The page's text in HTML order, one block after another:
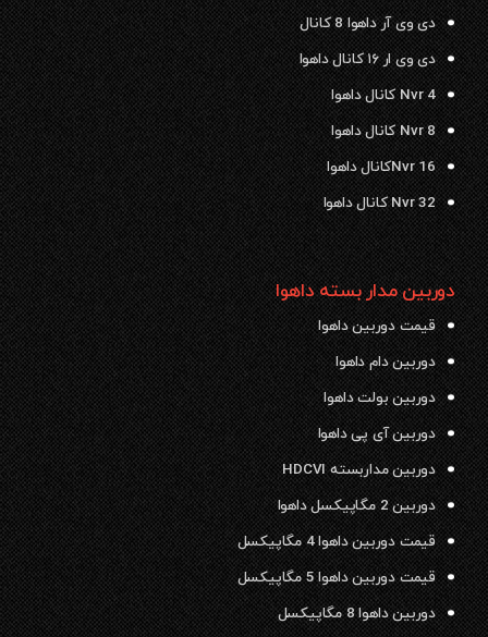
دی وی آر داهوا 8 کانال
دی وی ار ۱۶ کانال داهوا
Nvr 4 کانال داهوا
Nvr 8 کانال داهوا
Nvr 16کانال داهوا
Nvr 32 کانال داهوا
دوربین مدار بسته داهوا
قیمت دوربین داهوا
دوربین دام داهوا
دوربین بولت داهوا
دوربین آی پی داهوا
دوربین مداربسته HDCVI
دوربین 2 مگاپیکسل داهوا
قیمت دوربین داهوا 4 مگاپیکسل
قیمت دوربین داهوا 5 مگاپیکسل
دوربین داهوا 8 مگاپیکسل